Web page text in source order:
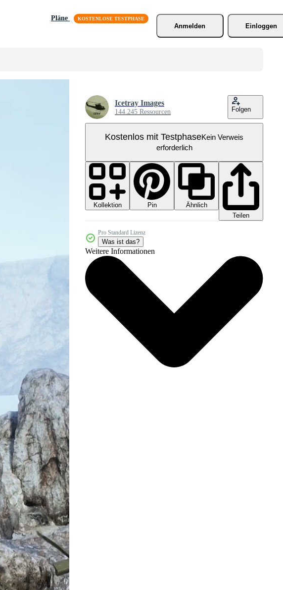
Pläne
Anmelden
Einloggen
Icetray Images
144.245 Ressourcen Folgen
Kostenlos mit TestphaseKein Verweis
erforderlich
Kollektion Pin
Ähnlich
Teilen
Pro Standard Lizenz
Was ist das?
Weitere Informationen